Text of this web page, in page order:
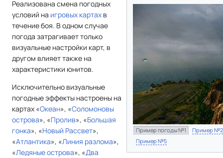
Пример погоды №1
Пример №2
Пример №5
Реализована смена погодных
условий на игровых картах в
течение боя. В одном случае
погода затрагивает только
визуальные настройки карт, в
другом влияет также на
характеристики юнитов.
Исключительно визуальные
погодные эффекты настроены на
картах «Океан», «Соломоновы
острова», «Пролив», «Большая
гонка», «Новый Рассвет»,
«Атлантика», «Линия разлома»,
«Ледяные острова», «Два